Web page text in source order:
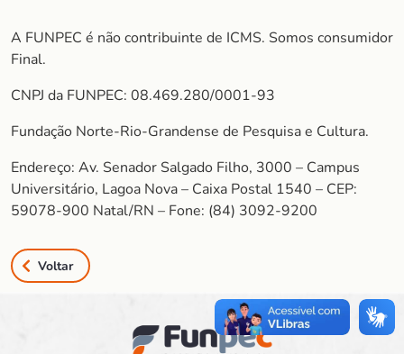
A FUNPEC é não contribuinte de ICMS. Somos consumidor
Final.
CNPJ da FUNPEC: 08.469.280/0001-93
Fundação Norte-Rio-Grandense de Pesquisa e Cultura.
Endereço: Av. Senador Salgado Filho, 3000 – Campus
Universitário, Lagoa Nova – Caixa Postal 1540 – CEP:
59078-900 Natal/RN – Fone: (84) 3092-9200
Voltar